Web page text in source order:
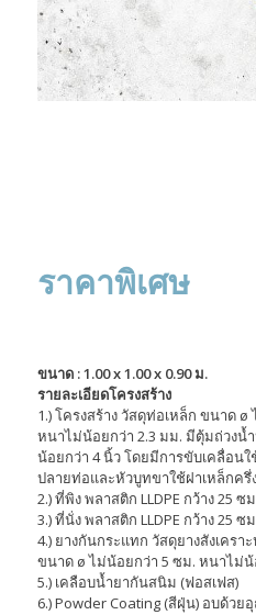
ราคาพิเศษ
ขนาด : 1.00 x 1.00 x 0.90 ม.
รายละเอียดโครงสร้าง
1.) โครงสร้าง วัสดุท่อเหล็ก ขนาด
หนาไม่น้อยกว่า 2.3 มม. มีตุ้มถ่วงน้
น้อยกว่า 4 นิ้ว โดยมีการขับเคลื่อน
ปลายท่อและหัวบูทขาใช้ฝาเหล็กค
2.) ที่พิง พลาสติก LLDPE กว้าง 25 ซ
3.) ที่นั่ง พลาสติก LLDPE กว้าง 25 ซ
4.) ยางกันกระแทก วัสดุยางสังเครา
ขนาด ø ไม่น้อยกว่า 5 ซม. หนาไม่น้
5.) เคลือบน้ำยากันสนิม (ฟอสเฟส)
6.) Powder Coating (สีฝุ่น) อบด้วย